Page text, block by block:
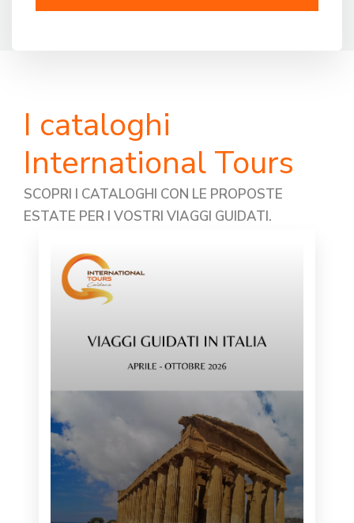
I cataloghi
International Tours
SCOPRI I CATALOGHI CON LE PROPOSTE
ESTATE PER I VOSTRI VIAGGI GUIDATI.